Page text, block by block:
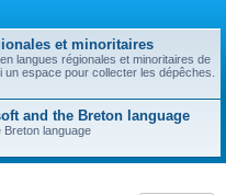
et minoritaires
langues régionales et minoritaires de
espace pour collecter les dépêches.
and the Breton language
Breton language